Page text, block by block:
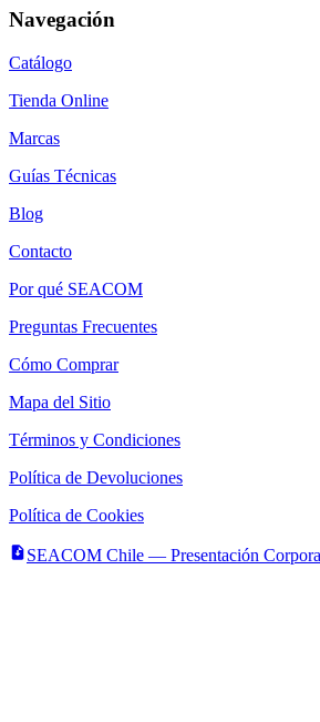
Navegación
Catálogo
Tienda Online
Marcas
Guías Técnicas
Blog
Contacto
Por qué SEACOM
Preguntas Frecuentes
Cómo Comprar
Mapa del Sitio
Términos y Condiciones
Política de Devoluciones
Política de Cookies
SEACOM Chile — Presentación